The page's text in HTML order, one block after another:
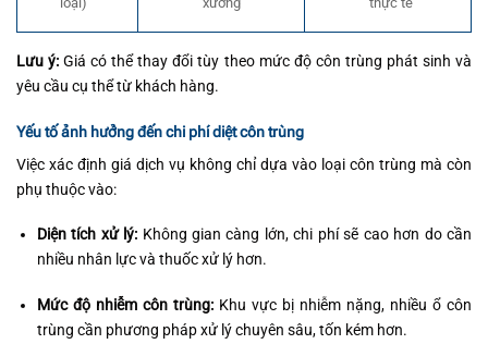
Lưu ý: Giá có thể thay đổi tùy theo mức độ côn trùng phát sinh và
yêu cầu cụ thể từ khách hàng.
Yếu tố ảnh hưởng đến chi phí diệt côn trùng
Việc xác định giá dịch vụ không chỉ dựa vào loại côn trùng mà còn
phụ thuộc vào:
Diện tích xử lý: Không gian càng lớn, chi phí sẽ cao hơn do cần
nhiều nhân lực và thuốc xử lý hơn.
Mức độ nhiễm côn trùng:Khu vực bị nhiễm nặng, nhiều ổ côn
trùng cần phương pháp xử lý chuyên sâu, tốn kém hơn.